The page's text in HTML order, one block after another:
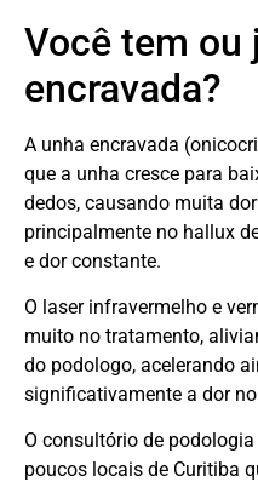
Você tem ou
encravada?
A unha encravada
que a unha cresce para
dedos, causando muita
principalmente no hallux
e dor constante.
O laser infravermelho e
muito no tratamento,
do podologo, acelerando
significativamente a dor
O consultório de
poucos locais de Curitiba